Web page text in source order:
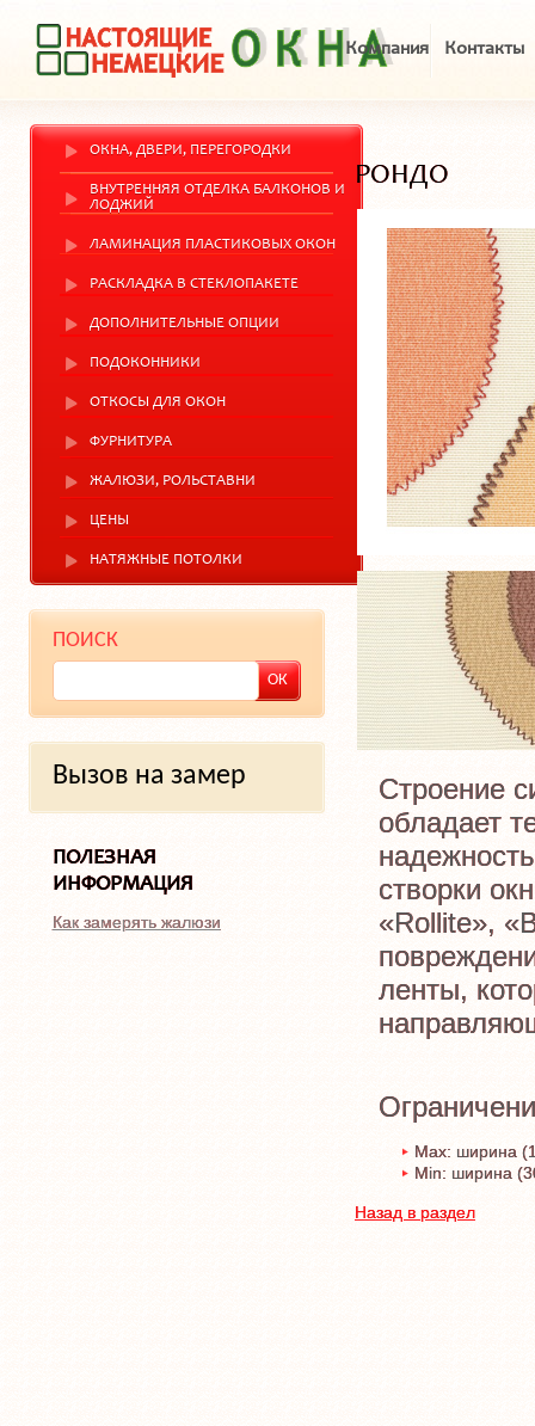
Компания Контакты
ОКНА, ДВЕРИ, ПЕРЕГОРОДКИ
ВНУТРЕННЯЯ ОТДЕЛКА БАЛКОНОВ И
ЛОДЖИЙ
ЛАМИНАЦИЯ ПЛАСТИКОВЫХ ОКОН
РАСКЛАДКА В СТЕКЛОПАКЕТЕ
ДОПОЛНИТЕЛЬНЫЕ ОПЦИИ
ПОДОКОННИКИ
ОТКОСЫ ДЛЯ ОКОН
ФУРНИТУРА
ЖАЛЮЗИ, РОЛЬСТАВНИ
ЦЕНЫ
НАТЯЖНЫЕ ПОТОЛКИ
ПОИСК
Вызов на замер
ПОЛЕЗНАЯ
ИНФОРМАЦИЯ
Как замерять жалюзи
РОНДО
Строение
обладает
створки
«Rollite»,
ленты,
Max: ширина
Min: ширина
Назад в раздел